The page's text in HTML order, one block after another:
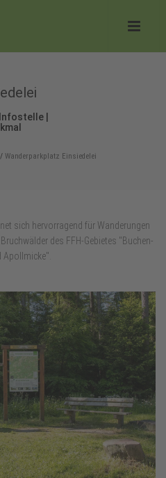
|
/ Wanderparkplatz Einsiedelei
sich hervorragend für Wanderungen
des FFH-Gebietes "Buchen-
Apollmicke".